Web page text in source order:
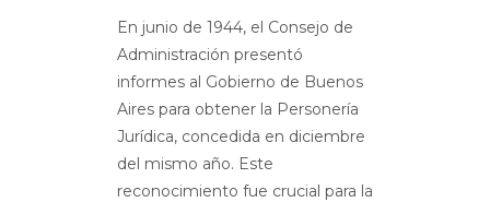
En junio de 1944, el Consejo de
Administración presentó
informes al Gobierno de Buenos
Aires para obtener la Personería
Jurídica, concedida en diciembre
del mismo año. Este
reconocimiento fue crucial para la